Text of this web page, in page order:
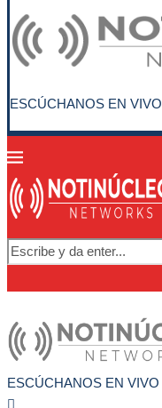
ESCÚCHANOS EN VIVO
ESCÚCHANOS EN VIVO